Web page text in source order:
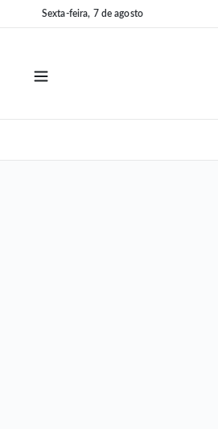
para
para
Sexta-feira, 7 de agosto